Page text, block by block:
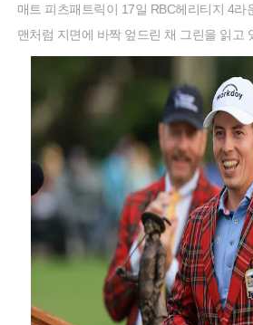
매트 피츠패트릭이 17일 RBC헤리티지 4라
맨처럼 지면에 바짝 엎드린 채 그린을 읽고